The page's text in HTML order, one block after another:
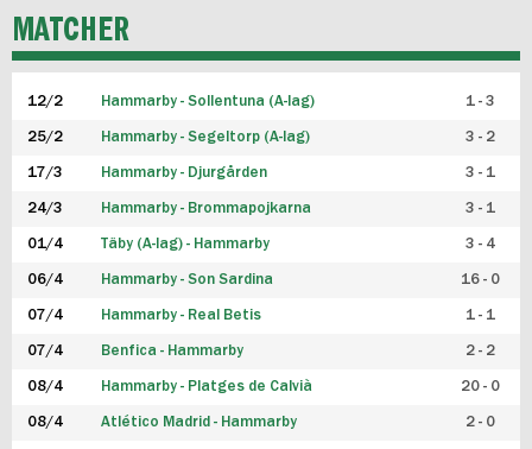
P19
F19
FUTSAL HERR
FUTSAL DAM
MATCHER
12/2 Hammarby - Sollentuna (A-lag) 1 - 3
25/2 Hammarby - Segeltorp (A-lag) 3 - 2
17/3 Hammarby - Djurgården 3 - 1
24/3 Hammarby - Brommapojkarna 3 - 1
01/4 Täby (A-lag) - Hammarby 3 - 4
06/4 Hammarby - Son Sardina 16 - 0
07/4 Hammarby - Real Betis 1 - 1
07/4 Benfica - Hammarby 2 - 2
08/4 Hammarby - Platges de Calvià 20 - 0
08/4 Atlético Madrid - Hammarby 2 - 0